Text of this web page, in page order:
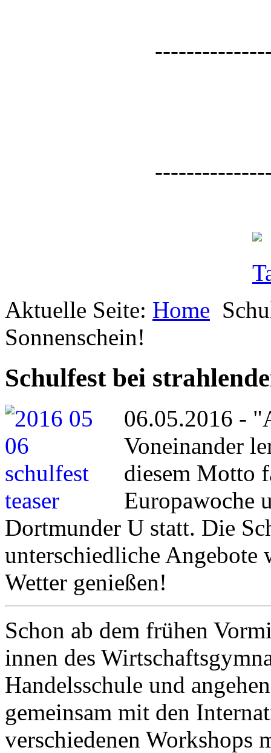
Aktuelle Seite: Home
Sonnenschein!
Schulfest bei
06.05.2016 -
Voneinander
diesem Motto
Europawoche
Dortmunder U statt. Die
unterschiedliche Angebote
Wetter genießen!
Schon ab dem frühen
innen des
Handelsschule und
gemeinsam mit den
verschiedenen Workshops